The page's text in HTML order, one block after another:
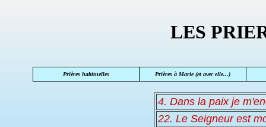
LES
Prières habituelles Prières à Marie (et avec elle...)
4. Dans la paix je
22. Le Seigneur est